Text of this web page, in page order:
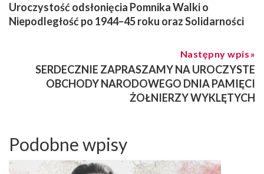
Uroczystość odsłonięcia Pomnika Walki o
Niepodległość po 1944–45 roku oraz Solidarności
Następny wpis
SERDECZNIE ZAPRASZAMY NA UROCZYSTE
OBCHODY NARODOWEGO DNIA PAMIĘCI
ŻOŁNIERZY WYKLĘTYCH
Podobne wpisy